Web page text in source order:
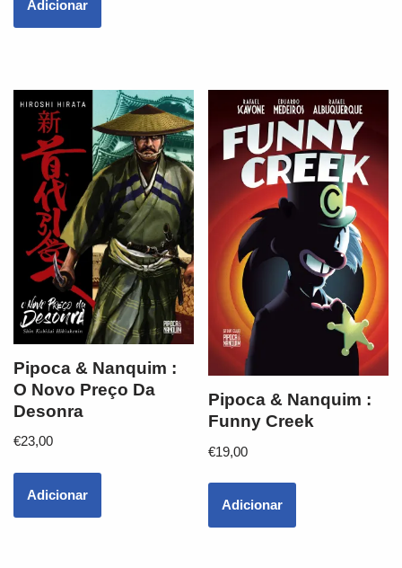
Adicionar
Pipoca & Nanquim :
O Novo Preço Da
Desonra
€23,00
Adicionar
Pipoca & Nanquim :
Funny Creek
€19,00
Adicionar